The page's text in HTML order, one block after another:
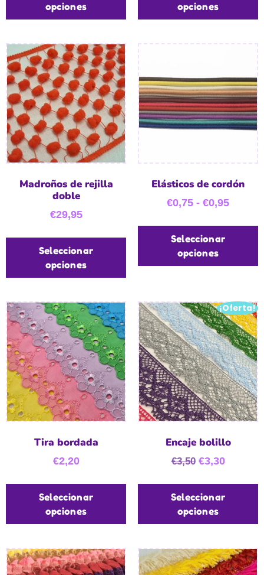
opciones
opciones
Madroños de rejilla
doble
€29,95
Seleccionar
opciones
Elásticos de cordón
€0,75 - €0,95
Seleccionar
opciones
Tira bordada
€2,20
Seleccionar
opciones
¡Oferta!
Encaje bolillo
€3,50 €3,30
Seleccionar
opciones